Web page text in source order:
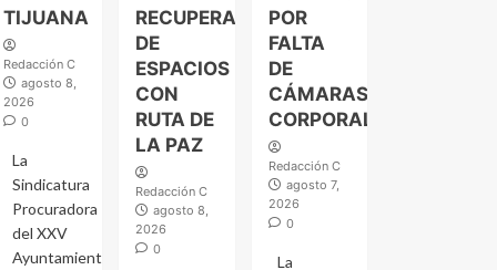
TIJUANA
Redacción C
agosto 8,
2026
0
La
Sindicatura
Procuradora
del XXV
Ayuntamiento
RECUPERACIÓN
DE
ESPACIOS
CON
RUTA DE
LA PAZ
Redacción C
agosto 8,
2026
0
POR
FALTA
DE
CÁMARAS
CORPORALES
Redacción C
agosto 7,
2026
0
La